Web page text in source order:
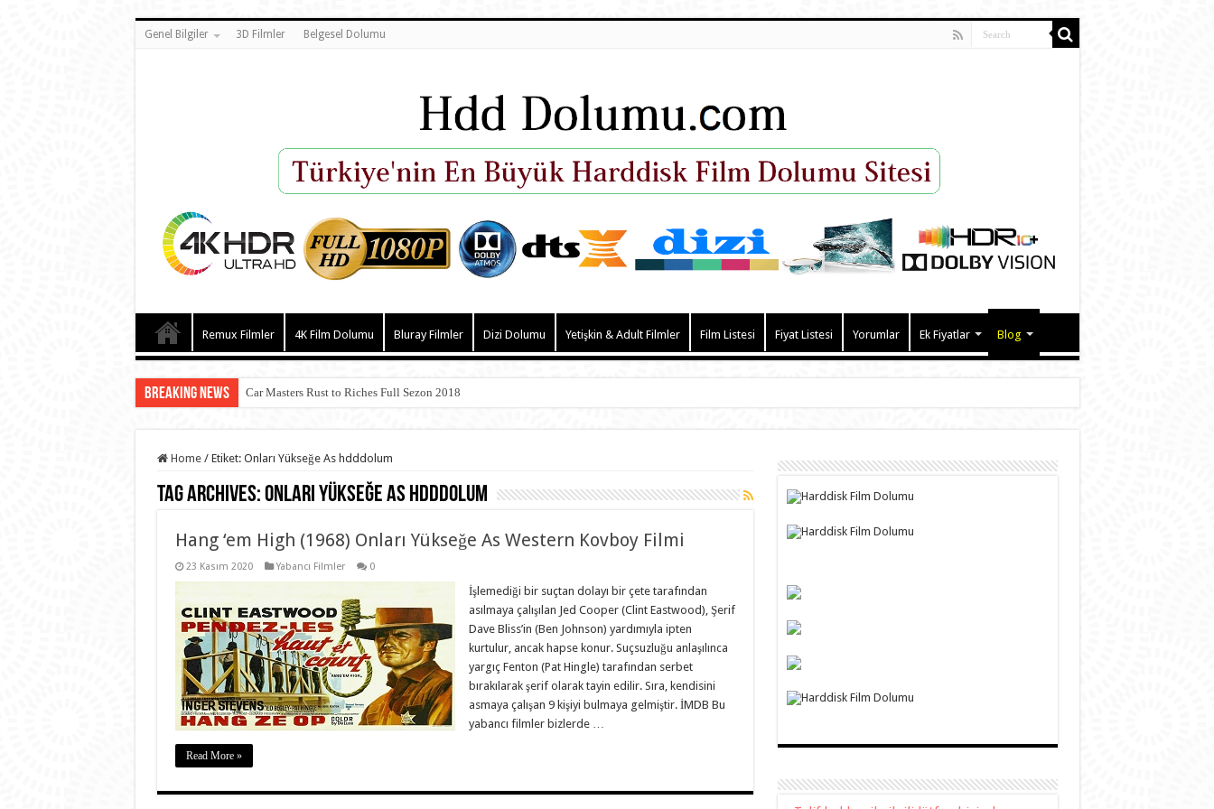
Genel Bilgiler 3D Filmler Belgesel Dolumu
Remux Filmler 4K Film Dolumu Bluray Filmler Dizi Dolumu Yetişkin & Adult Filmler Film Listesi Fiyat Listesi Yorumlar Ek Fiyatlar Blog
Breaking News Car Masters Rust to Riches Full Sezon 2018
Home / Etiket: Onları Yükseğe As hdddolum
Tag Archives:Onları Yükseğe As hdddolum
Hang ‘em High (1968) Onları Yükseğe As Western Kovboy Filmi
23 Kasım 2020 Yabancı Filmler 0
İşlemediği bir suçtan dolayı bir çete tarafından
asılmaya çalışılan Jed Cooper (Clint Eastwood), Şerif
Dave Bliss’in (Ben Johnson) yardımıyla ipten
kurtulur, ancak hapse konur. Suçsuzluğu anlaşılınca
yargıç Fenton (Pat Hingle) tarafından serbet
bırakılarak şerif olarak tayin edilir. Sıra, kendisini
asmaya çalışan 9 kişiyi bulmaya gelmiştir. İMDB Bu
yabancı filmler bizlerde …
Read More »